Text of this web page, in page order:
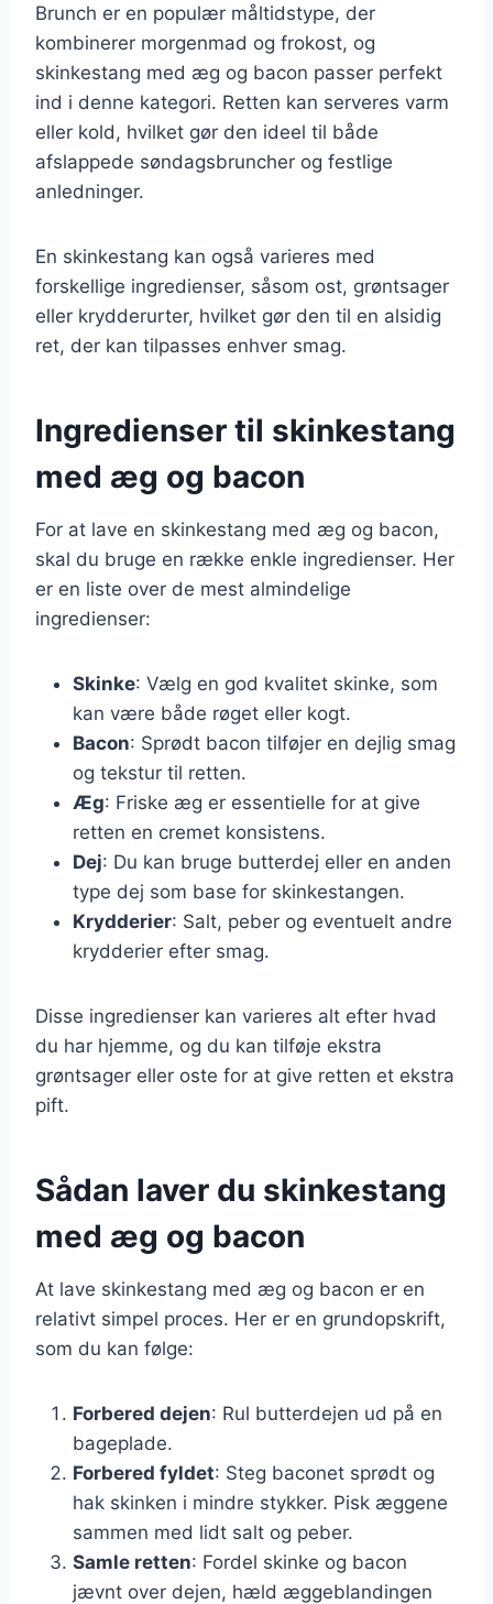
Brunch er en populær måltidstype, der
kombinerer morgenmad og frokost, og
skinkestang med æg og bacon passer perfekt
ind i denne kategori. Retten kan serveres varm
eller kold, hvilket gør den ideel til både
afslappede søndagsbruncher og festlige
anledninger.
En skinkestang kan også varieres med
forskellige ingredienser, såsom ost, grøntsager
eller krydderurter, hvilket gør den til en alsidig
ret, der kan tilpasses enhver smag.
Ingredienser til skinkestang
med æg og bacon
For at lave en skinkestang med æg og bacon,
skal du bruge en række enkle ingredienser. Her
er en liste over de mest almindelige
ingredienser:
Skinke: Vælg en god kvalitet skinke, som
kan være både røget eller kogt.
Bacon: Sprødt bacon tilføjer en dejlig smag
og tekstur til retten.
Æg: Friske æg er essentielle for at give
retten en cremet konsistens.
Dej: Du kan bruge butterdej eller en anden
type dej som base for skinkestangen.
Krydderier: Salt, peber og eventuelt andre
krydderier efter smag.
Disse ingredienser kan varieres alt efter hvad
du har hjemme, og du kan tilføje ekstra
grøntsager eller oste for at give retten et ekstra
pift.
Sådan laver du skinkestang
med æg og bacon
At lave skinkestang med æg og bacon er en
relativt simpel proces. Her er en grundopskrift,
som du kan følge:
Forbered dejen: Rul butterdejen ud på en
bageplade.
Forbered fyldet: Steg baconet sprødt og
hak skinken i mindre stykker. Pisk æggene
sammen med lidt salt og peber.
Samle retten: Fordel skinke og bacon
jævnt over dejen, hæld æggeblandingen